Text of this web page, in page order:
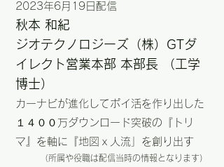
2023年6月19日配信
秋本 和紀
ジオテクノロジーズ（株）GTダ
イレクト営業本部 本部長 （工学
博士）
カーナビが進化してポイ活を作り出した
１４００万ダウンロード突破の『トリ
マ』を軸に『地図ｘ人流 」を創り出す
（所属や役職は配信当時の情報となります）